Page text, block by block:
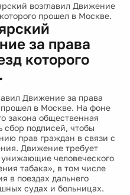
возглавил Движение
прошел в Москве.
за права
которого
Движение за права
прошел в Москве. На фоне
закона общественная
сбор подписей, чтобы
прав граждан в связи с
Движение требует
человеческого
табака», в том числе
в поездах дальнего
судах и больницах.